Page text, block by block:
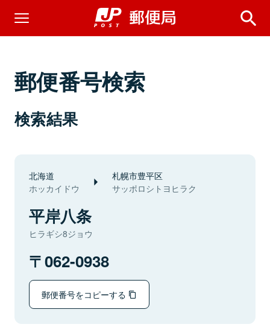
郵便番号検索
検索結果
北海道
ホッカイドウ
札幌市豊平区
サッポロシトヨヒラク
平岸八条
ヒラギシ8ジョウ
062-0938
郵便番号をコピーする